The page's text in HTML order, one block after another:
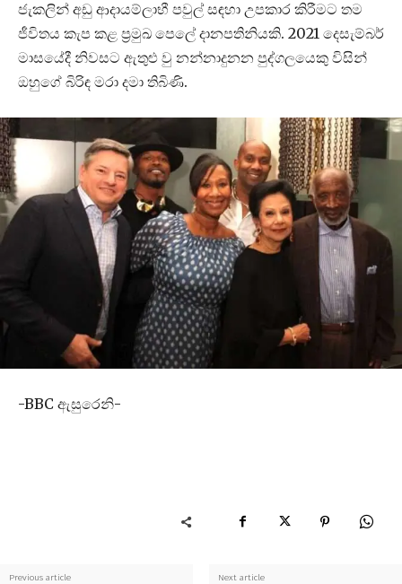
ජැකලින් අඩු ආදායම්ලාභී පවුල් සඳහා උපකාර කිරීමට තම
ජීවිතය කැප කළ ප්‍රමුඛ පෙලේ දානපතිනියකි. 2021 දෙසැම්බර්
මාසයේදී නිවසට ඇතුළු වු නන්නාදුනන පුද්ගලයෙකු විසින්
ඔහුගේ බිරිඳ මරා දමා තිබිණි.
-BBC ඇසුරෙනි-
Previous article Next article